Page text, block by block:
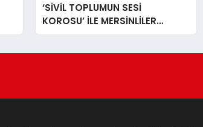
‘SİVİL TOPLUMUN SESİ
KOROSU’ İLE MERSİNLİLER
MÜZİĞE DOYDU